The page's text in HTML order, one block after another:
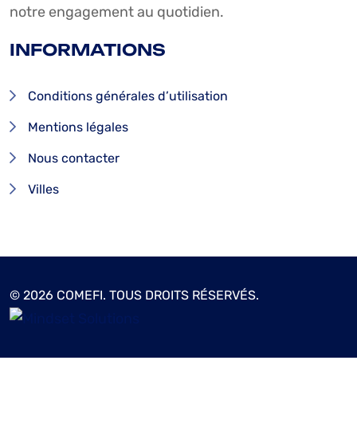
notre engagement au quotidien.
INFORMATIONS
Conditions générales d’utilisation
Mentions légales
Nous contacter
Villes
© 2026 COMEFI. TOUS DROITS RÉSERVÉS.